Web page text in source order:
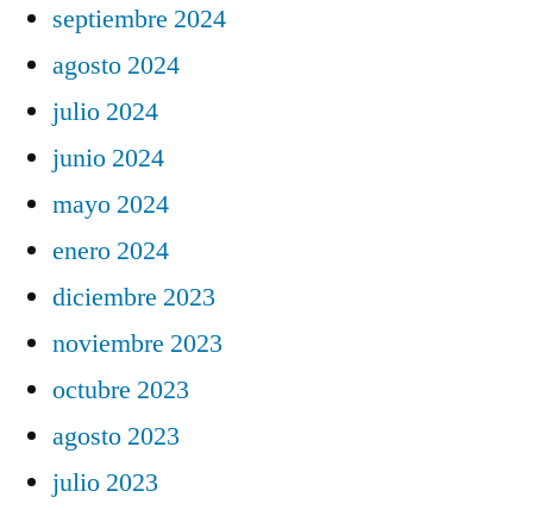
septiembre 2024
agosto 2024
julio 2024
junio 2024
mayo 2024
enero 2024
diciembre 2023
noviembre 2023
octubre 2023
agosto 2023
julio 2023